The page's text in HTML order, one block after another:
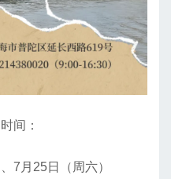
间：
月25日（周六）